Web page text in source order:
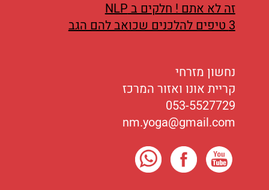
זה לא אתם ! חלקים ב NLP
3 טיפים להלכנים שכואב להם הגב
נחשון מזרחי
קריית אונו ואזור המרכז
053-5527729
nm.yoga@gmail.com